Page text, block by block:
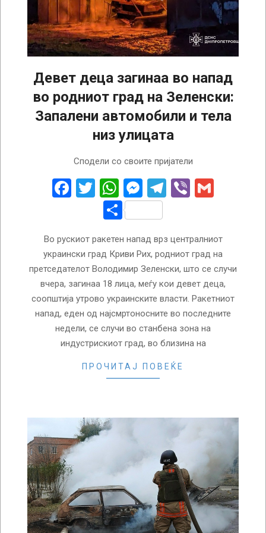
Девет деца загинаа во напад
во родниот град на Зеленски:
Запалени автомобили и тела
низ улицата
Сподели со своите пријатели
Facebook
Twitter
WhatsApp
Messenger
Telegram
Viber
Share
Во рускиот ракетен напад врз централниот
украински град Криви Рих, родниот град на
претседателот Володимир Зеленски, што се случи
вчера, загинаа 18 лица, меѓу кои девет деца,
соопштија утрово украинските власти. Ракетниот
напад, еден од најсмртоносните во последните
недели, се случи во станбена зона на
индустрискиот град, во близина на
ПРОЧИТАЈ ПОВЕЌЕ